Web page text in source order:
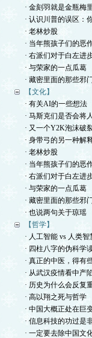
· 金刻羽就是金瓶梅
· 认识川普的误区：
· 老林炒股
· 当年熊孩子们的恶
· 右派们对于白左进
· 与荣家的一点瓜葛
· 藏密里面的那些邪
【文化】
· 有关AI的一些想法
· 马斯克们是否会将
· 又一个Y2K泡沫破
· 身带弓的另一种解
· 老林炒股
· 当年熊孩子们的恶
· 右派们对于白左进
· 与荣家的一点瓜葛
· 藏密里面的那些邪
· 也说两句关于琼瑶
【哲学】
· 人工智能 vs 人类智
· 四柱八字的伪科学
· 真正的中医，得有
· 从武汉疫情看中产
· 历史为什么会反复
· 高以翔之死与哲学
· 中国大概正处在巨
· 信息科技的功过是
· 一定要去除中国文